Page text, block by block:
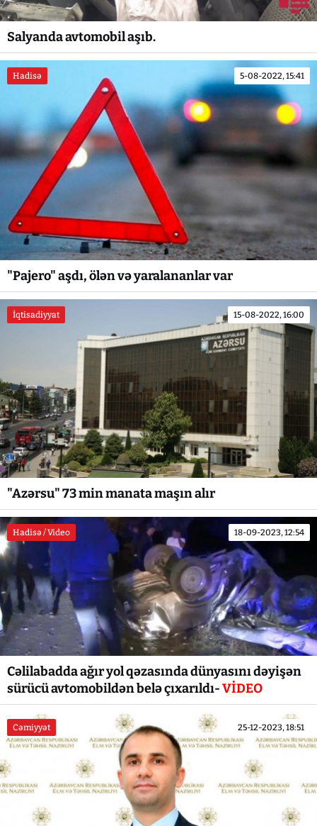
Salyanda avtomobil aşıb.
Hadisə 5-08-2022, 15:41
"Pajero" aşdı, ölən və yaralananlar var
İqtisadiyyat 15-08-2022, 16:00
"Azərsu" 73 min manata maşın alır
Hadisə / Video 18-09-2023, 12:54
Cəlilabadda ağır yol qəzasında dünyasını dəyişən
sürücü avtomobildən belə çıxarıldı-VİDEO
Cəmiyyət 25-12-2023, 18:51